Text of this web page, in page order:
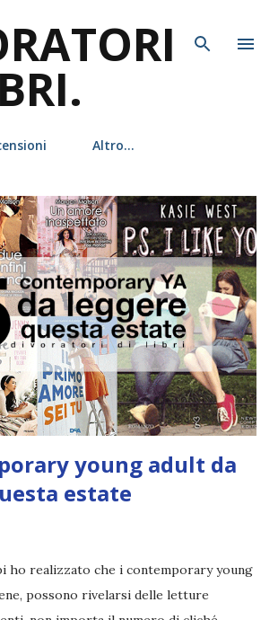
Altro…
young adult da
estate
ho realizzato che i contemporary young
possono rivelarsi delle letture